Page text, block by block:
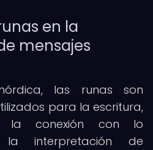
en la
mensajes
las runas son
para la escritura,
la conexión con lo
la interpretación de